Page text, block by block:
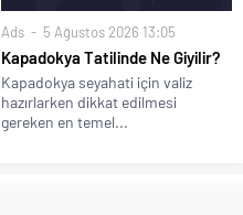
Ads 5 Ağustos 2026 13:05
Kapadokya Tatilinde Ne Giyilir?
Kapadokya seyahati için valiz
hazırlarken dikkat edilmesi
gereken en temel...